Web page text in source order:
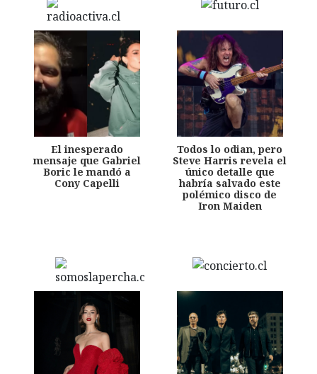
El inesperado
mensaje que Gabriel
Boric le mandó a
Cony Capelli
Todos lo odian, pero
Steve Harris revela el
único detalle que
habría salvado este
polémico disco de
Iron Maiden